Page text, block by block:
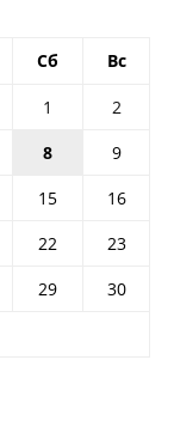
Сб Вс
1
2
8
9
15
16
22
23
29
30